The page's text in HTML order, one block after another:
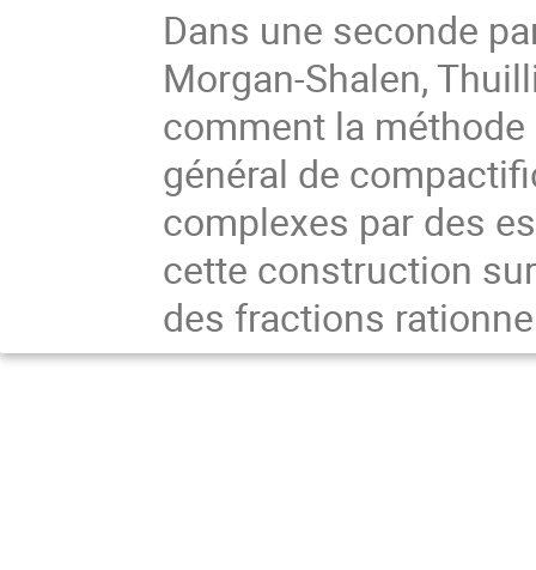
Dans une seconde
Morgan-Shalen,
comment la méthode
général de
complexes par des
cette construction
des fractions